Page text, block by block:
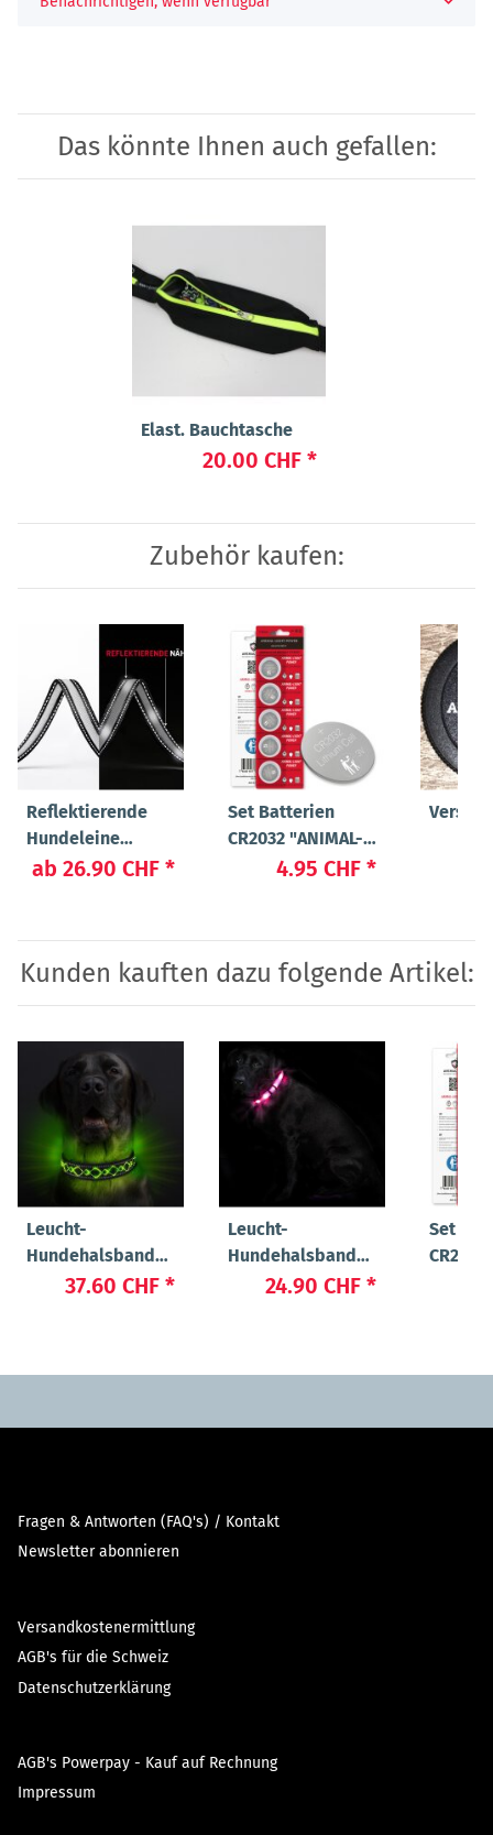
Das könnte Ihnen auch gefallen:
Elast. Bauchtasche
20.00 CHF *
Zubehör kaufen:
Reflektierende
Hundeleine
"Manager"
ab 26.90 CHF *
Set Batterien
CR2032 "ANIMAL-
LIGHT POWER"
4.95 CHF *
Kunden kauften dazu folgende Artikel:
Leucht-
Hundehalsband
"Beauty"
37.60 CHF *
Leucht-
Hundehalsband
"Cash"24.90 CHF *
Set
Fragen & Antworten (FAQ's) / Kontakt
Newsletter abonnieren
Versandkostenermittlung
AGB's für die Schweiz
Datenschutzerklärung
AGB's Powerpay - Kauf auf Rechnung
Impressum